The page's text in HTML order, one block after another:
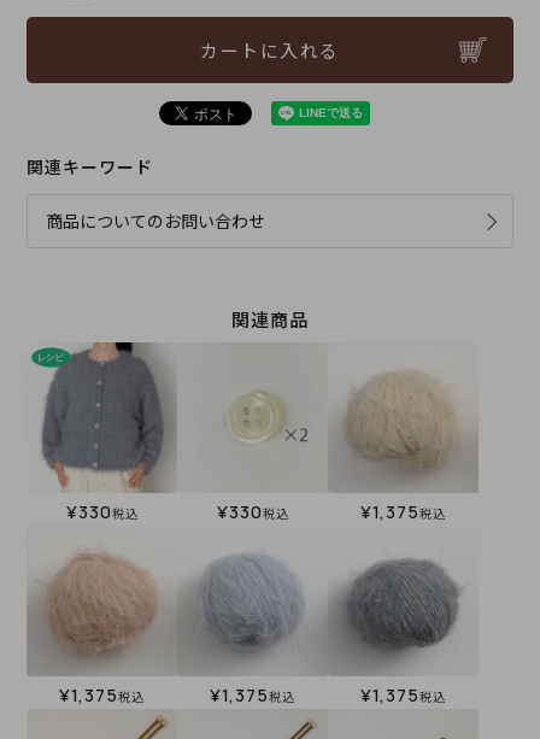
カートに入れる
関連キーワード
商品についてのお問い合わせ
関連商品
¥330税込 ¥330税込 ¥1,375税込
¥1,375税込 ¥1,375税込 ¥1,375税込